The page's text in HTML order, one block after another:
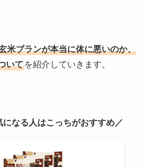
米ブランが本当に体に悪いのか、
いてを紹介していきます。
になる人はこっちがおすすめ／